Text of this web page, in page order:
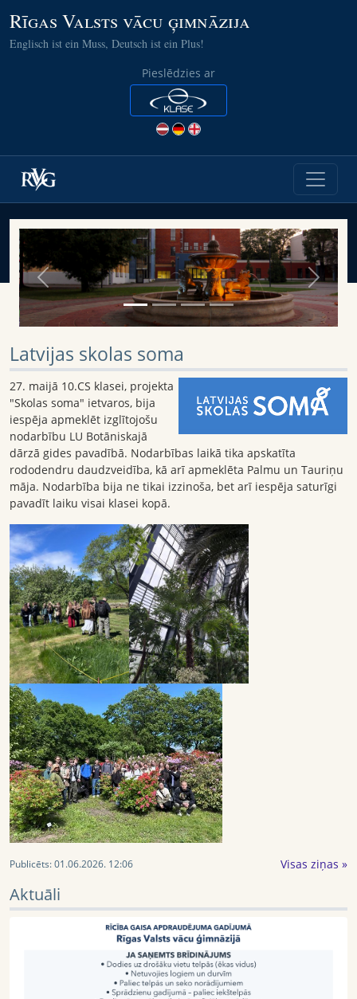
Rīgas Valsts vācu ģimnāzija
Englisch ist ein Muss, Deutsch ist ein Plus!
Pieslēdzies ar
Previous Next
Latvijas skolas soma
27. maijā 10.CS klasei, projekta
"Skolas soma" ietvaros, bija
iespēja apmeklēt izglītojošu
nodarbību LU Botāniskajā
dārzā gides pavadībā. Nodarbības laikā tika apskatīta
rododendru daudzveidība, kā arī apmeklēta Palmu un Tauriņu
māja. Nodarbība bija ne tikai izzinoša, bet arī iespēja saturīgi
pavadīt laiku visai klasei kopā.
Publicēts:01.06.2026. 12:06 Visas ziņas »
Aktuāli